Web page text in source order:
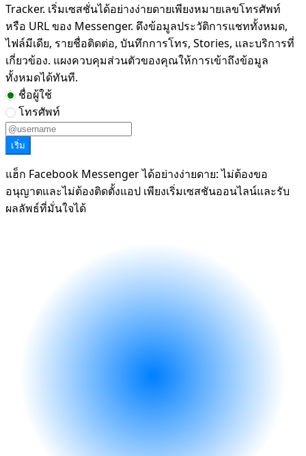
Tracker. เริ่มเซสชั่นได้อย่างง่ายดายเพียงหมายเลขโทรศัพท์
หรือ URL ของ Messenger. ดึงข้อมูลประวัติการแชททั้งหมด,
ไฟล์มีเดีย, รายชื่อติดต่อ, บันทึกการโทร, Stories, และบริการที่
เกี่ยวข้อง. แผงควบคุมส่วนตัวของคุณให้การเข้าถึงข้อมูล
ทั้งหมดได้ทันที.
ชื่อผู้ใช้
โทรศัพท์
เริ่ม
แฮ็ก Facebook Messenger ได้อย่างง่ายดาย: ไม่ต้องขอ
อนุญาตและไม่ต้องติดตั้งแอป เพียงเริ่มเซสชันออนไลน์และรับ
ผลลัพธ์ที่มั่นใจได้